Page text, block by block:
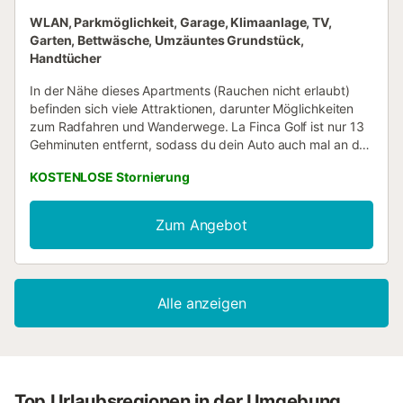
WLAN, Parkmöglichkeit, Garage, Klimaanlage, TV,
Garten, Bettwäsche, Umzäuntes Grundstück,
Handtücher
In der Nähe dieses Apartments (Rauchen nicht erlaubt)
befinden sich viele Attraktionen, darunter Möglichkeiten
zum Radfahren und Wanderwege. La Finca Golf ist nur 13
Gehminuten entfernt, sodass du dein Auto auch mal an der
Parkplätze auf dem Gelände bietet. Oder aber du setzt
dich ans Steuer und fährst die 20 Minuten zu dieser
Sehenswürdigkeit: Hafen von Torrevieja. Nach deiner
Rückkehr in dieses Apartment mit 97 Quadratmetern
kannst du am beheizten Pool ausspannen oder im Garten
frischen Luft verbracht hast, gibt es auch drinnen dank
WLAN-Internetzugang (kostenlos) und Fernseher tolle
Badezimmers gehören ein Haartrockner und Handtücher.
KOSTENLOSE Stornierung
Zum Angebot
Alle anzeigen